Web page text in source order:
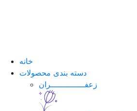
خانه
دسته بندی محصولات
زعفــــــــــــــران